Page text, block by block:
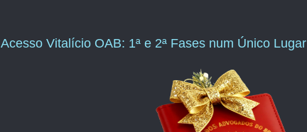
Acesso Vitalício OAB: 1ª e 2ª Fases num Único Lugar